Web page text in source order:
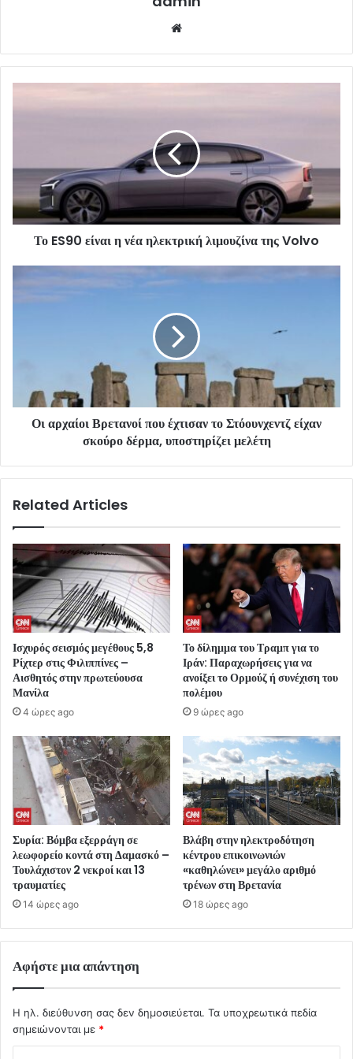
Το ES90 είναι η νέα ηλεκτρική λιμουζίνα της Volvo
Οι αρχαίοι Βρετανοί που έχτισαν το Στόουνχεντζ είχαν
σκούρο δέρμα, υποστηρίζει μελέτη
Related Articles
Ισχυρός σεισμός μεγέθους 5,8
Ρίχτερ στις Φιλιππίνες –
Αισθητός στην πρωτεύουσα
Μανίλα
4 ώρες ago
Το δίλημμα του Τραμπ για το
Ιράν: Παραχωρήσεις για να
ανοίξει το Ορμούζ ή συνέχιση του
πολέμου
9 ώρες ago
Συρία: Βόμβα εξερράγη σε
λεωφορείο κοντά στη Δαμασκό –
Τουλάχιστον 2 νεκροί και 13
τραυματίες
14 ώρες ago
Βλάβη στην ηλεκτροδότηση
κέντρου επικοινωνιών
«καθηλώνει» μεγάλο αριθμό
τρένων στη Βρετανία
18 ώρες ago
Αφήστε μια απάντηση
Η ηλ. διεύθυνση σας δεν δημοσιεύεται. Τα υποχρεωτικά πεδία
σημειώνονται με *